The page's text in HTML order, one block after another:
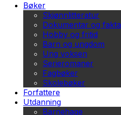
Bøker
Skjønnlitteratur
Dokumentar og fakta
Hobby og fritid
Barn og ungdom
Ung voksen
Serieromaner
Fagbøker
Skolebøker
Forfattere
Utdanning
Barnehage